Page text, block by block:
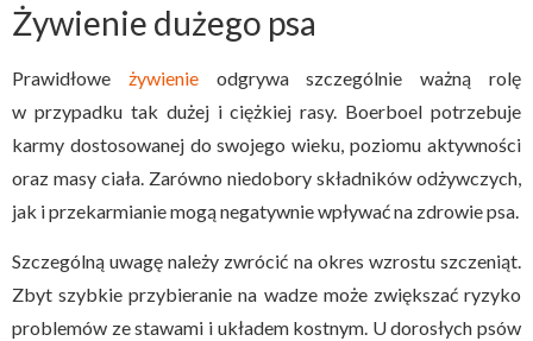
Żywienie dużego psa
Prawidłowe żywienieodgrywa szczególnie ważną rolę
w przypadku tak dużej i ciężkiej rasy. Boerboel potrzebuje
karmy dostosowanej do swojego wieku, poziomu aktywności
oraz masy ciała. Zarówno niedobory składników odżywczych,
jak i przekarmianie mogą negatywnie wpływać na zdrowie psa.
Szczególną uwagę należy zwrócić na okres wzrostu szczeniąt.
Zbyt szybkie przybieranie na wadze może zwiększać ryzyko
problemów ze stawami i układem kostnym. U dorosłych psów